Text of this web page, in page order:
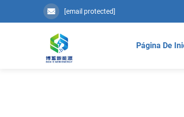
[email protected]
Página De